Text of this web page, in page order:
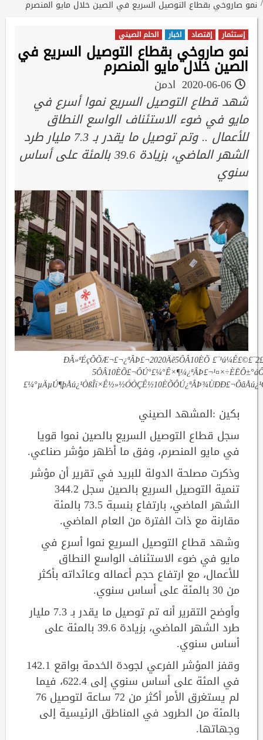
نمو صاروخي بقطاع التوصيل السريع في الصين خلال مايو المنصرم
إستثمار إقتصاد اخبار الحلم الصيني
نمو صاروخي بقطاع التوصيل السريع في
الصين خلال مايو المنصرم
ادمن
شهد قطاع التوصيل السريع نموا أسرع في
مايو في ضوء الاستئناف الواسع النطاق
للأعمال .. وتم توصيل ما يقدر بـ 7.3 مليار طرد
الشهر الماضي، بزيادة 39.6 بالمئة على أساس
سنوي
ÐÂ»ªÉçÕÕÆ¬£¬¿ªÂÞ£¬2020Äê5ÔÂ10ÈÕ
بكين :المشهد الصيني
سجل قطاع التوصيل السريع بالصين نموا قويا
في مايو المنصرم، وفق ما أظهر مؤشر صناعي.
وذكرت مصلحة الدولة للبريد في تقرير أن مؤشر
تنمية التوصيل السريع بالصين سجل 344.2
الشهر الماضي، بارتفاع بنسبة 73.5 بالمئة
مقارنة مع ذات الفترة من العام الماضي.
وشهد قطاع التوصيل السريع نموا أسرع في
مايو في ضوء الاستئناف الواسع النطاق
للأعمال، مع ارتفاع حجم أعماله وعائداته بأكثر
من 30 بالمئة على أساس سنوي.
وأوضح التقرير أنه تم توصيل ما يقدر بـ 7.3 مليار
طرد الشهر الماضي، بزيادة 39.6 بالمئة على
أساس سنوي.
وقفز المؤشر الفرعي لجودة الخدمة بواقع 142.1
في المئة على أساس سنوي إلى 622.4، فيما
لم يستغرق الأمر أكثر من 72 ساعة لتوصيل 76
بالمئة من الطرود في المناطق الرئيسية إلى
وجهاتها.